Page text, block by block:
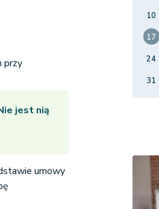
przy
jest nią
umowy
10
17
24
31